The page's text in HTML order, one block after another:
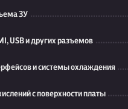
ЗУ
USB и других разъемов
и системы охлаждения
с поверхности платы